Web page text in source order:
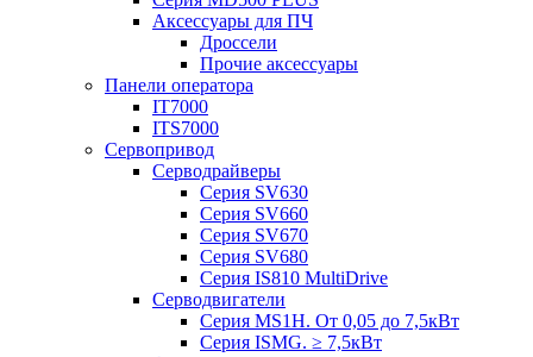
Аксессуары для ПЧ
Дроссели
Прочие аксессуары
Панели оператора
IT7000
ITS7000
Сервопривод
Серводрайверы
Серия SV630
Серия SV660
Серия SV670
Серия SV680
Серия IS810 MultiDrive
Серводвигатели
Серия MS1H. От 0,05 до 7,5кВт
Серия ISMG. ≥ 7,5кВт